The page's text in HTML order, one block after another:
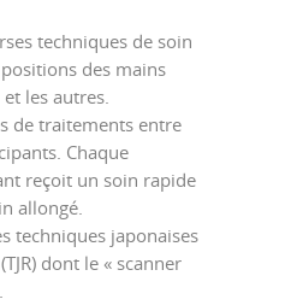
techniques de soin
des mains
les autres.
de traitements entre
Chaque
reçoit un soin rapide
allongé.
techniques japonaises
dont le « scanner